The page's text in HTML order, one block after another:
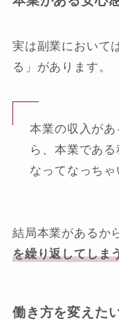
実は副業において
る」があります。
本業の収入が
ら、本業であ
なってなっちゃ
結局本業があるか
を繰り返してしま
働き方を変えた